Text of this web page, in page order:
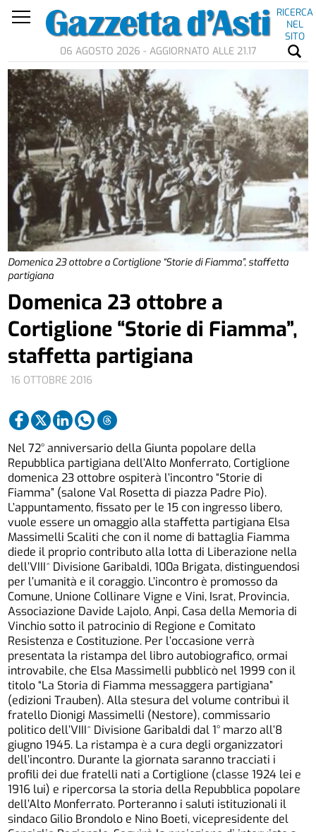
RICERCA
NEL
SITO
06 AGOSTO 2026 - AGGIORNATO ALLE 21.17
Domenica 23 ottobre a Cortiglione “Storie di Fiamma”, staffetta
partigiana
16 OTTOBRE 2016
Domenica 23 ottobre a
Cortiglione “Storie di Fiamma”,
staffetta partigiana
Nel 72° anniversario della Giunta popolare della
Repubblica partigiana dell’Alto Monferrato, Cortiglione
domenica 23 ottobre ospiterà l’incontro “Storie di
Fiamma” (salone Val Rosetta di piazza Padre Pio).
L’appuntamento, fissato per le 15 con ingresso libero,
vuole essere un omaggio alla staffetta partigiana Elsa
Massimelli Scaliti che con il nome di battaglia Fiamma
diede il proprio contributo alla lotta di Liberazione nella
dell’VIII^ Divisione Garibaldi, 100a Brigata, distinguendosi
per l’umanità e il coraggio. L’incontro è promosso da
Comune, Unione Collinare Vigne e Vini, Israt, Provincia,
Associazione Davide Lajolo, Anpi, Casa della Memoria di
Vinchio sotto il patrocinio di Regione e Comitato
Resistenza e Costituzione. Per l’occasione verrà
presentata la ristampa del libro autobiografico, ormai
introvabile, che Elsa Massimelli pubblicò nel 1999 con il
titolo “La Storia di Fiamma messaggera partigiana”
(edizioni Trauben). Alla stesura del volume contribuì il
fratello Dionigi Massimelli (Nestore), commissario
politico dell’VIII^ Divisione Garibaldi dal 1° marzo all’8
giugno 1945. La ristampa è a cura degli organizzatori
dell’incontro. Durante la giornata saranno tracciati i
profili dei due fratelli nati a Cortiglione (classe 1924 lei e
1916 lui) e ripercorsa la storia della Repubblica popolare
dell’Alto Monferrato. Porteranno i saluti istituzionali il
sindaco Gilio Brondolo e Nino Boeti, vicepresidente del